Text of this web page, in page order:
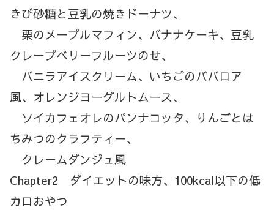
きび砂糖と豆乳の焼きドーナツ、
栗のメープルマフィン、バナナケーキ、豆乳
クレープベリーフルーツのせ、
バニラアイスクリーム、いちごのババロア
風、オレンジヨーグルトムース、
ソイカフェオレのパンナコッタ、りんごとは
ちみつのクラフティー、
クレームダンジュ風
Chapter2 ダイエットの味方、100kcal以下の低
カロおやつ